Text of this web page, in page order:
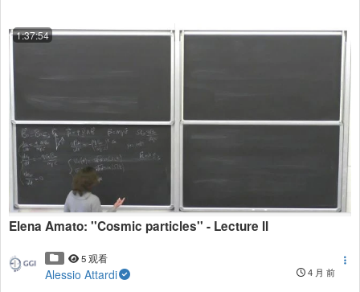
1:37:54
Elena Amato: ''Cosmic particles'' - Lecture II
5 观看
Alessio Attardi 4 月 前